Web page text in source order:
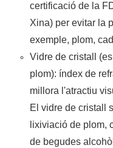
certificació de la
Xina) per evitar la
exemple, plom,
Vidre de cristall
plom): índex de
millora l'atractiu
El vidre de cristall
lixiviació de plom,
de begudes